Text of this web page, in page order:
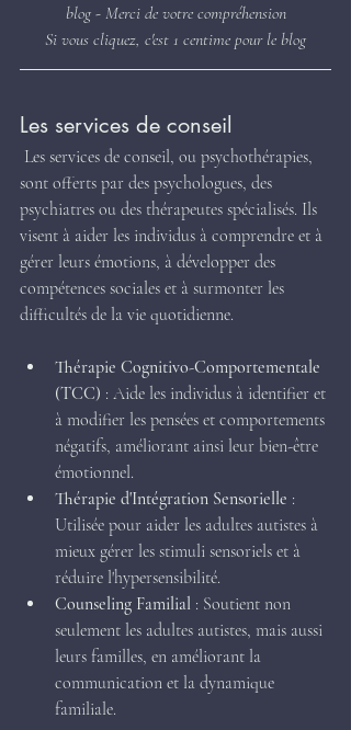
blog - Merci de votre compréhension
Si vous cliquez, c'est 1 centime pour le blog
Les services de conseil
sont offerts par des psychologues, des
psychiatres ou des thérapeutes spécialisés. Ils
visent à aider les individus à comprendre et à
gérer leurs émotions, à développer des
compétences sociales et à surmonter les
difficultés de la vie quotidienne.
Thérapie Cognitivo-Comportementale
(TCC) : Aide les individus à identifier et
à modifier les pensées et comportements
négatifs, améliorant ainsi leur bien-être
émotionnel.
Thérapie d'Intégration Sensorielle :
Utilisée pour aider les adultes autistes à
mieux gérer les stimuli sensoriels et à
réduire l'hypersensibilité.
Counseling Familial : Soutient non
seulement les adultes autistes, mais aussi
leurs familles, en améliorant la
communication et la dynamique
familiale.